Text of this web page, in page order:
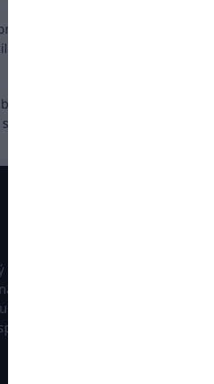
Zdena Cháru! Na
s bežcom
Mohamed Salah
Trabzonsporom
športový portál, ktorý sa
najnovšie informácie zo
Pravidelne na dennej báze
góly, zaujímavosti a